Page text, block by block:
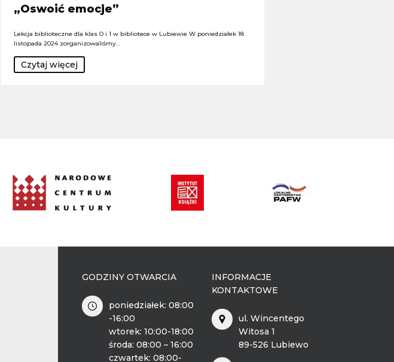
„Oswoić emocje”
Lekcja biblioteczne dla klas O i 1 w bibliotece w Lubiewie W poniedziałek 18
listopada 2024 zorganizowaliśmy…
Czytaj więcej
GODZINY OTWARCIA
poniedziałek: 08:00
-16:00
wtorek: 10:00-18:00
środa: 08:00 – 16:00
czwartek: 08:00-
INFORMACJE
KONTAKTOWE
ul. Wincentego
Witosa 1
89-526 Lubiewo